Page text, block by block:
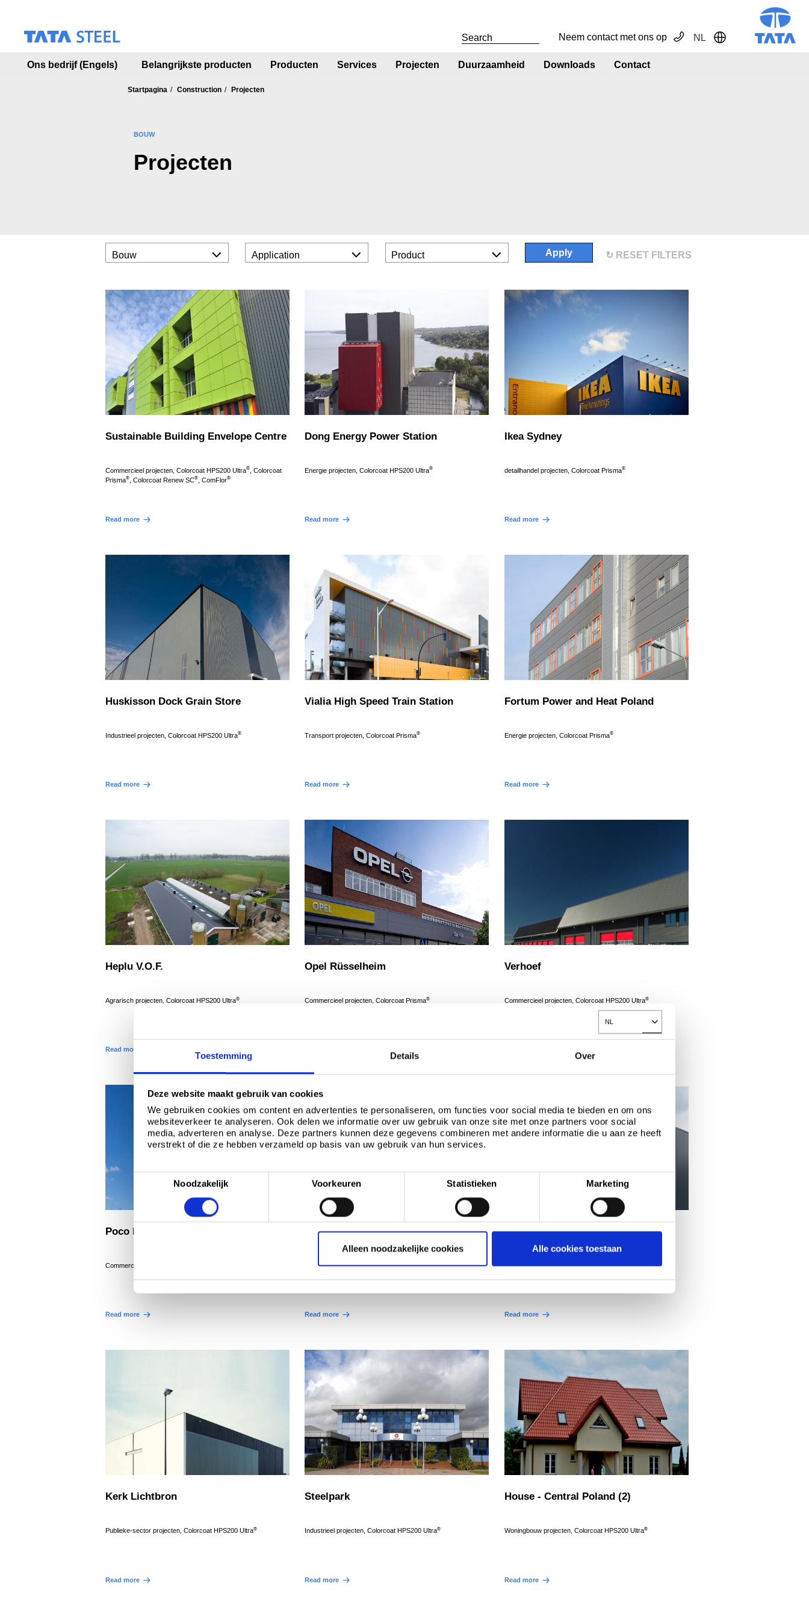
NL
Toggle Dropdown
Toestemming Details Over
Deze website maakt gebruik van cookies
We gebruiken cookies om content en advertenties te personaliseren, om functies voor social media te bieden en om ons
websiteverkeer te analyseren. Ook delen we informatie over uw gebruik van onze site met onze partners voor social
media, adverteren en analyse. Deze partners kunnen deze gegevens combineren met andere informatie die u aan ze heeft
verstrekt of die ze hebben verzameld op basis van uw gebruik van hun services.
s
t
m
m
i
s
e
Noodzakelijk Voorkeuren Statistieken Marketing
Alleen noodzakelijke cookies Alle cookies toestaan
NL Toggle Dropdown
Neem contact met ons op
Ons bedrijf (Engels) Belangrijkste producten Producten Services Projecten Duurzaamheid Downloads Contact
Startpagina Construction Projecten
BOUW
Projecten
Bouw Application Product Apply RESET FILTERS
Sustainable Building Envelope Centre
Commercieel projecten, Colorcoat HPS200 Ultra®, Colorcoat
Prisma®, Colorcoat Renew SC®, ComFlor®
Read more
Dong Energy Power Station
Energie projecten, Colorcoat HPS200 Ultra®
Read more
Ikea Sydney
detailhandel projecten, Colorcoat Prisma®
Read more
Huskisson Dock Grain Store
Industrieel projecten, Colorcoat HPS200 Ultra®
Read more
Vialia High Speed Train Station
Transport projecten, Colorcoat Prisma®
Read more
Fortum Power and Heat Poland
Energie projecten, Colorcoat Prisma®
Read more
Heplu V.O.F.
Agrarisch projecten, Colorcoat HPS200 Ultra®
Read more
Opel Rüsselheim
Commercieel projecten, Colorcoat Prisma®
Verhoef
Commercieel projecten, Colorcoat HPS200 Ultra®
Poco Loco
Commercieel projecten, Colorcoat HPS200 Ultra
Read more
Catholic Church
Overige projecten, Colorcoat Prisma
Read more
Toyota Schaap
Detailhandel projecten, Colorcoat HPS200 Ultra
Read more
Kerk Lichtbron
Publieke-sector projecten, Colorcoat HPS200 Ultra®
Read more
Steelpark
Industrieel projecten, Colorcoat HPS200 Ultra®
Read more
House - Central Poland (2)
Woningbouw projecten, Colorcoat HPS200 Ultra®
Read more